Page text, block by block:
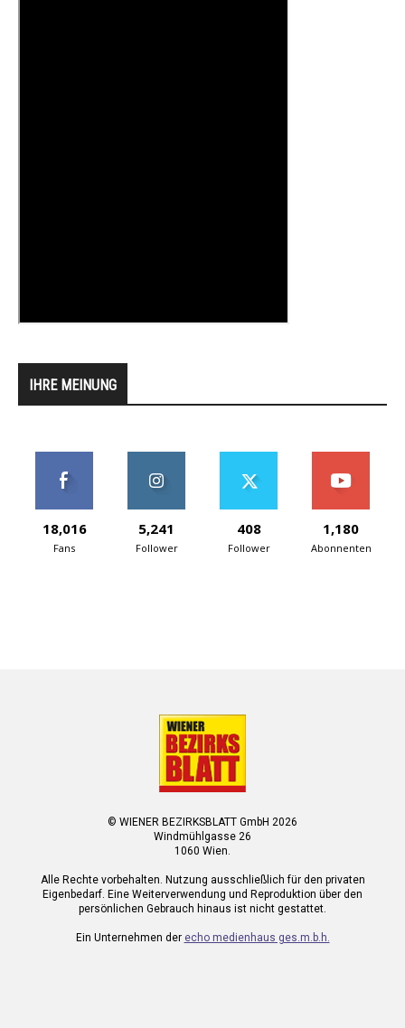
IHRE MEINUNG
18,016
Fans
5,241
Follower
408
Follower
1,180
Abonnenten
© WIENER BEZIRKSBLATT GmbH 2026
Windmühlgasse 26
1060 Wien.
Alle Rechte vorbehalten. Nutzung ausschließlich für den privaten
Eigenbedarf. Eine Weiterverwendung und Reproduktion über den
persönlichen Gebrauch hinaus ist nicht gestattet.
Ein Unternehmen der echo medienhaus ges.m.b.h.